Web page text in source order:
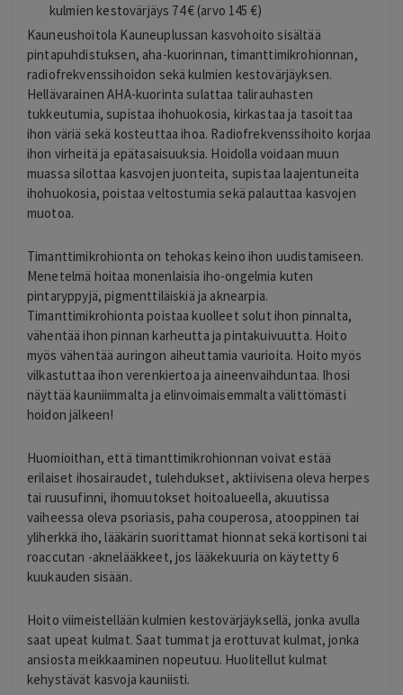
kulmien kestovärjäys 74 € (arvo 145 €)
Kauneushoitola Kauneuplussan kasvohoito sisältää
pintapuhdistuksen, aha-kuorinnan, timanttimikrohionnan,
radiofrekvenssihoidon sekä kulmien kestovärjäyksen.
Hellävarainen AHA-kuorinta sulattaa talirauhasten
tukkeutumia, supistaa ihohuokosia, kirkastaa ja tasoittaa
ihon väriä sekä kosteuttaa ihoa. Radiofrekvenssihoito korjaa
ihon virheitä ja epätasaisuuksia. Hoidolla voidaan muun
muassa silottaa kasvojen juonteita, supistaa laajentuneita
ihohuokosia, poistaa veltostumia sekä palauttaa kasvojen
muotoa.
Timanttimikrohionta on tehokas keino ihon uudistamiseen.
Menetelmä hoitaa monenlaisia iho-ongelmia kuten
pintaryppyjä, pigmenttiläiskiä ja aknearpia.
Timanttimikrohionta poistaa kuolleet solut ihon pinnalta,
vähentää ihon pinnan karheutta ja pintakuivuutta. Hoito
myös vähentää auringon aiheuttamia vaurioita. Hoito myös
vilkastuttaa ihon verenkiertoa ja aineenvaihduntaa. Ihosi
näyttää kauniimmalta ja elinvoimaisemmalta välittömästi
hoidon jälkeen!
Huomioithan, että timanttimikrohionnan voivat estää
erilaiset ihosairaudet, tulehdukset, aktiivisena oleva herpes
tai ruusufinni, ihomuutokset hoitoalueella, akuutissa
vaiheessa oleva psoriasis, paha couperosa, atooppinen tai
yliherkkä iho, lääkärin suorittamat hionnat sekä kortisoni tai
roaccutan -aknelääkkeet, jos lääkekuuria on käytetty 6
kuukauden sisään.
Hoito viimeistellään kulmien kestovärjäyksellä, jonka avulla
saat upeat kulmat. Saat tummat ja erottuvat kulmat, jonka
ansiosta meikkaaminen nopeutuu. Huolitellut kulmat
kehystävät kasvoja kauniisti.